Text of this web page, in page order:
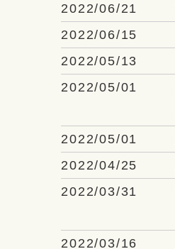
2022/06/21
2022/06/15
2022/05/13
2022/05/01
2022/05/01
2022/04/25
2022/03/31
2022/03/16